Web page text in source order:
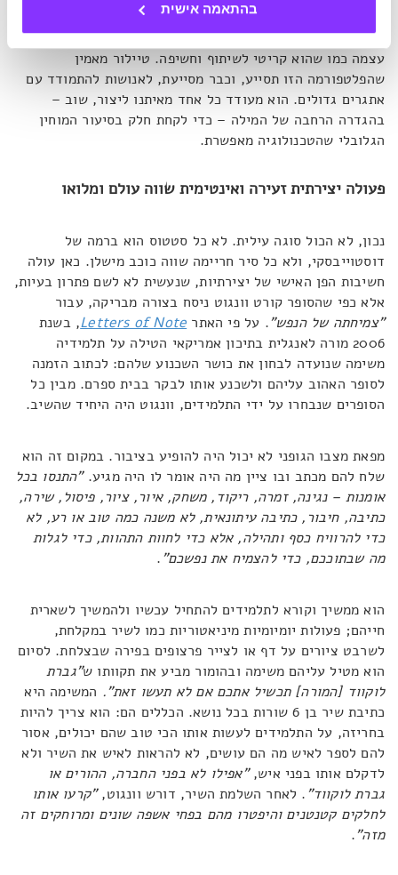
בהתאמה אישית
לנהייה אחר פעילות יצירתית יש שני פנים – אישי וחברתי.
טיילור מדגיש את השני. האינטרנט אינו קריטי לפעולת היצירה
עצמה כמו שהוא קריטי לשיתוף וחשיפה. טיילור מאמין
שהפלטפורמה הזו תסייע, וכבר מסייעת, לאנושות להתמודד עם
אתגרים גדולים. הוא מעודד כל אחד מאיתנו ליצור, שוב –
בהגדרה הרחבה של המילה – כדי לקחת חלק בסיעור המוחין
הגלובלי שהטכנולוגיה מאפשרת.
פעולה יצירתית זעירה ואינטימית שווה עולם ומלואו
נכון, לא הכול סוגה עילית. לא כל סטטוס הוא ברמה של
דוסטוייבסקי, ולא כל סיר חריימה שווה כוכב מישלן. כאן עולה
חשיבות הפן האישי של יצירתיות, שנעשית לא לשם פתרון בעיות,
אלא כפי שהסופר קורט וונגוט ניסח בצורה מבריקה, עבור
"צמיחתה של הנפש". על פי האתר Letters of Note, בשנת
2006 מורה לאנגלית בתיכון אמריקאי הטילה על תלמידיה
משימה שנועדה לבחון את כושר השכנוע שלהם: לכתוב הזמנה
לסופר האהוב עליהם ולשכנע אותו לבקר בבית ספרם. מבין כל
הסופרים שנבחרו על ידי התלמידים, וונגוט היה היחיד שהשיב.
מפאת מצבו הגופני לא יכול היה להופיע בציבור. במקום זה הוא
שלח להם מכתב ובו ציין מה היה אומר לו היה מגיע."התנסו בכל
אומנות – נגינה, זמרה, ריקוד, משחק, איור, ציור, פיסול, שירה,
כתיבה, חיבור, כתיבה עיתונאית, לא משנה כמה טוב או רע, לא
כדי להרוויח כסף ותהילה, אלא כדי לחוות התהוות, כדי לגלות
מה שבתוככם, כדי להצמיח את נפשכם".
הוא ממשיך וקורא לתלמידים להתחיל עכשיו ולהמשיך לשארית
חייהם; פעולות יומיומיות מיניאטוריות כמו לשיר במקלחת,
לשרבט ציורים על דף או לצייר פרצופים בפירה שבצלחת. לסיום
הוא מטיל עליהם משימה ובהומור מביע את תקוותו ש"גברת
לוקווד [המורה] תכשיל אתכם אם לא תעשו זאת". המשימה היא
כתיבת שיר בן 6 שורות בכל נושא. הכללים הם: הוא צריך להיות
בחריזה, על התלמידים לעשות אותו הכי טוב שהם יכולים, אסור
להם לספר לאיש מה הם עושים, לא להראות לאיש את השיר ולא
לדקלם אותו בפני איש,"אפילו לא בפני החברה, ההורים או
גברת לוקווד". לאחר השלמת השיר, דורש וונגוט,"קרעו אותו
לחלקים קטנטנים והיפטרו מהם בפחי אשפה שונים ומרוחקים זה
מזה".